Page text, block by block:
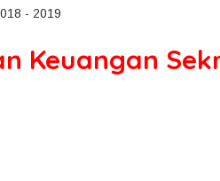
- 2019
Keuangan